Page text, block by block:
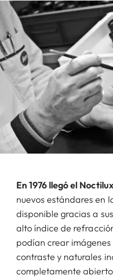
En 1976 llegó el
nuevos estándares en
disponible gracias a
alto índice de
podían crear
contraste y naturales
completamente